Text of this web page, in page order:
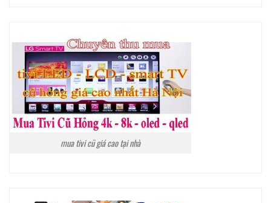
mua tivi cũ giá cao tại nhà